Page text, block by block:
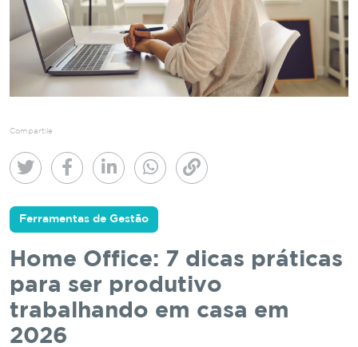
Compartile
Ferramentas de Gestão
Home Office: 7 dicas práticas
para ser produtivo
trabalhando em casa em
2026